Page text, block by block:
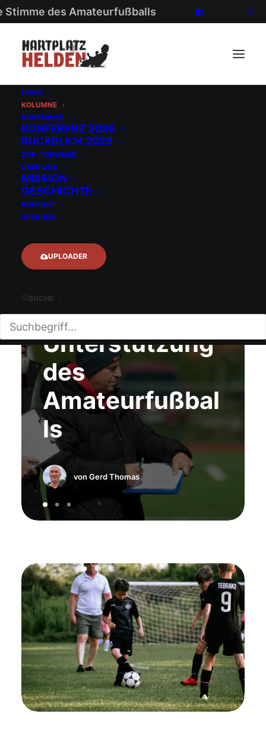
Stimme des Amateurfußballs
HOME
KOLUMNE
KONFERENZ
KONFERENZ 2026
RÜCKBLICK 2025
ZDF-TORWAND
ÜBER UNS
MISSION
GESCHICHTE
KONTAKT
SPENDEN
UPLOADER
SUCHE
Das sind meine
zur
Unterstützung
des
Amateurfußbal
ls
von Gerd Thomas